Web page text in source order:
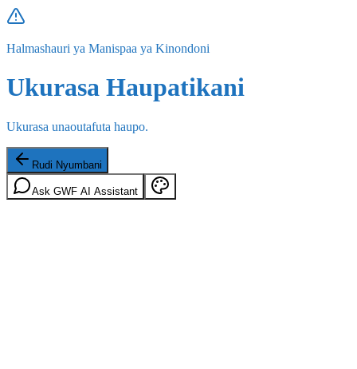
Halmashauri ya Manispaa ya Kinondoni
Ukurasa Haupatikani
Ukurasa unaoutafuta haupo.
Rudi Nyumbani
Ask GWF AI Assistant